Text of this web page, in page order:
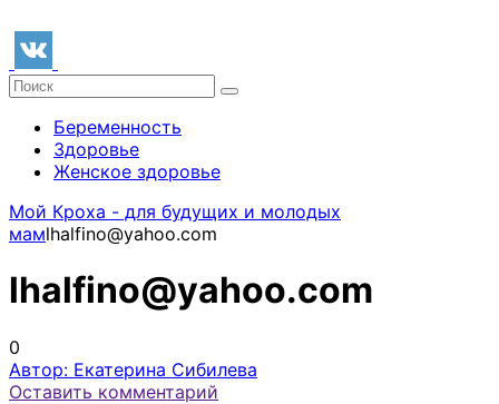
Беременность
Здоровье
Женское здоровье
Мой Кроха - для будущих и молодых
мамlhalfino@yahoo.com
lhalfino@yahoo.com
0
Автор: Екатерина Сибилева
Оставить комментарий